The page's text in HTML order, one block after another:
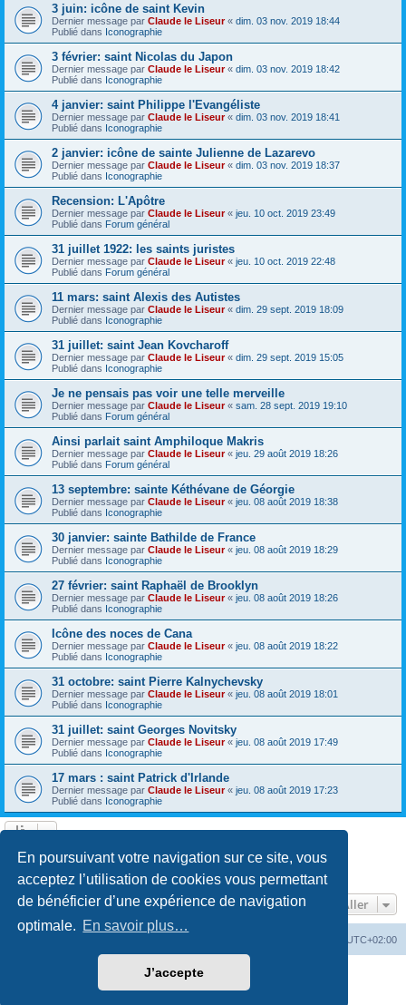
En poursuivant votre navigation sur ce site, vous
acceptez l’utilisation de cookies vous permettant
de bénéficier d’une expérience de navigation
optimale. En savoir plus…
J’accepte
3 juin: icône de saint Kevin
Dernier message par Claude le Liseur« dim. 03 nov. 2019 18:44
Publié dans Iconographie
3 février: saint Nicolas du Japon
Dernier message par Claude le Liseur« dim. 03 nov. 2019 18:42
Publié dans Iconographie
4 janvier: saint Philippe l'Evangéliste
Dernier message par Claude le Liseur« dim. 03 nov. 2019 18:41
Publié dans Iconographie
2 janvier: icône de sainte Julienne de Lazarevo
Dernier message par Claude le Liseur« dim. 03 nov. 2019 18:37
Publié dans Iconographie
Recension: L'Apôtre
Dernier message par Claude le Liseur« jeu. 10 oct. 2019 23:49
Publié dans Forum général
31 juillet 1922: les saints juristes
Dernier message par Claude le Liseur« jeu. 10 oct. 2019 22:48
Publié dans Forum général
11 mars: saint Alexis des Autistes
Dernier message par Claude le Liseur« dim. 29 sept. 2019 18:09
Publié dans Iconographie
31 juillet: saint Jean Kovcharoff
Dernier message par Claude le Liseur« dim. 29 sept. 2019 15:05
Publié dans Iconographie
Je ne pensais pas voir une telle merveille
Dernier message par Claude le Liseur« sam. 28 sept. 2019 19:10
Publié dans Forum général
Ainsi parlait saint Amphiloque Makris
Dernier message par Claude le Liseur« jeu. 29 août 2019 18:26
Publié dans Forum général
13 septembre: sainte Kéthévane de Géorgie
Dernier message par Claude le Liseur« jeu. 08 août 2019 18:38
Publié dans Iconographie
30 janvier: sainte Bathilde de France
Dernier message par Claude le Liseur« jeu. 08 août 2019 18:29
Publié dans Iconographie
27 février: saint Raphaël de Brooklyn
Dernier message par Claude le Liseur« jeu. 08 août 2019 18:26
Publié dans Iconographie
Icône des noces de Cana
Dernier message par Claude le Liseur« jeu. 08 août 2019 18:22
Publié dans Iconographie
31 octobre: saint Pierre Kalnychevsky
Dernier message par Claude le Liseur« jeu. 08 août 2019 18:01
Publié dans Iconographie
31 juillet: saint Georges Novitsky
Dernier message par Claude le Liseur« jeu. 08 août 2019 17:49
Publié dans Iconographie
17 mars : saint Patrick d'Irlande
Dernier message par Claude le Liseur« jeu. 08 août 2019 17:23
Publié dans Iconographie
Page1sur20
3
Aller
UTC+02:00
phpBB® Forum Software © phpBB Limited
©